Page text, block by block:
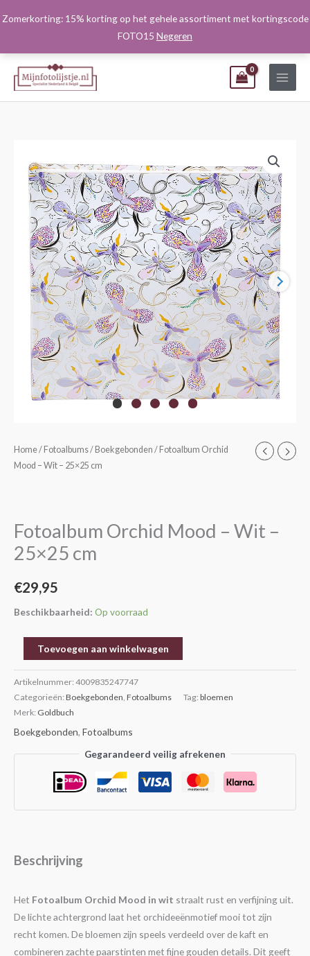
Zomerkorting: 15% korting op het gehele assortiment met kortingscode
FOTO15 Negeren
naar
Home/ Fotoalbums/ Boekgebonden / Fotoalbum Orchid
Mood – Wit – 25×25 cm
Fotoalbum Orchid Mood – Wit –
25×25 cm
€29,95
Beschikbaarheid: Op voorraad
Fotoalbum
Orchid
-
25x25
aantal
Toevoegen aan winkelwagen
Artikelnummer: 4009835247747
Categorieën: Boekgebonden Fotoalbums Tag: bloemen
Merk: Goldbuch
Boekgebonden, Fotoalbums
Gegarandeerd veilig afrekenen
Beschrijving
Het Fotoalbum Orchid Mood in wit straalt rust en verfijning uit.
De lichte achtergrond laat het orchideeënmotief mooi tot zijn
recht komen. De bloemen zijn speels verdeeld over de kaft en
combineren zachte paarstinten met fijne gouden details. Dit geeft